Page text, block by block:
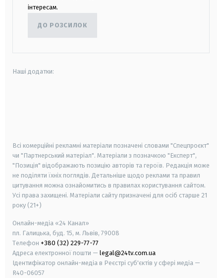
інтересам.
ДО РОЗСИЛОК
Наші додатки:
Всі комерційні рекламні матеріали позначені словами "Спецпроєкт"
чи "Партнерський матеріал". Матеріали з позначкою "Експерт",
"Позиція" відображають позицію авторів та героїв. Редакція може
не поділяти їхніх поглядів. Детальніше щодо реклами та правил
цитування можна ознайомитись в правилах користування сайтом.
Усі права захищені. Матеріали сайту призначені для осіб старше 21
року (21+)
Онлайн-медіа «24 Канал»
пл. Галицька, буд. 15, м. Львів, 79008
Телефон +380 (32) 229-77-77
Адреса електронної пошти — legal@24tv.com.ua
Ідентифікатор онлайн-медіа в Реєстрі суб'єктів у сфері медіа —
R40-06057